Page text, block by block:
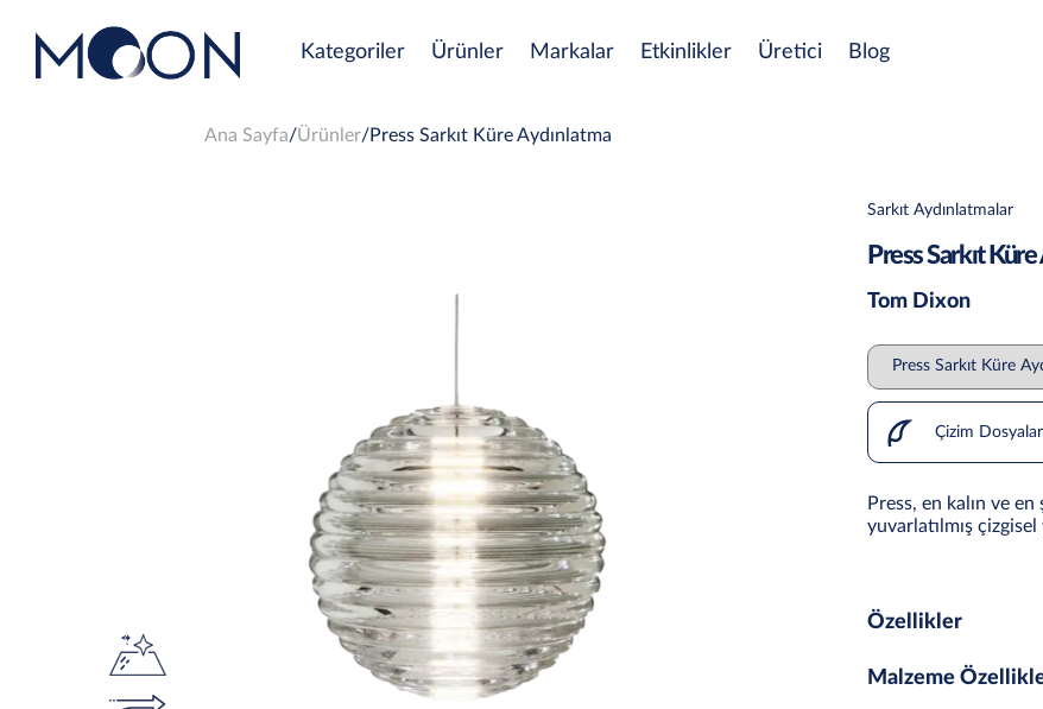
Kategoriler Ürünler Markalar Etkinlikler Üretici Blog
Ana Sayfa Ürünler Press Sarkıt Küre Aydınlatma
Sarkıt Aydınlatmalar
Press Sarkıt
Tom Dixon
Çizim
Press, en kalın ve
yuvarlatılmış
Özellikler
Malzeme